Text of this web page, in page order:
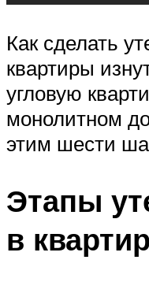
Как сделать
квартиры
угловую
монолитном
этим шести
Этапы
в